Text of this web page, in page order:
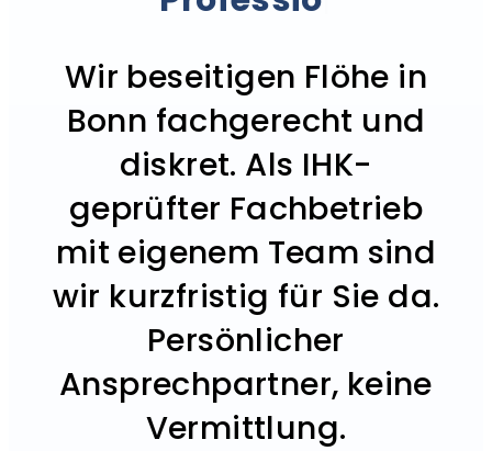
Wir beseitigen Flöhe in
Bonn fachgerecht und
diskret. Als IHK-
geprüfter Fachbetrieb
mit eigenem Team sind
wir kurzfristig für Sie da.
Persönlicher
Ansprechpartner, keine
Vermittlung.